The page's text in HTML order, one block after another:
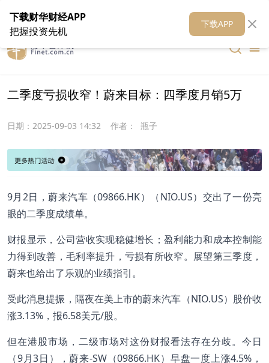
在线客服 关于我们 财华媒体矩阵 财华智库
二季度亏损收窄！蔚来目标：四季度月销5万
日期： 2025-09-03 14:32 作者： 瓶子
9月2日，蔚来汽车（09866.HK）（NIO.US）交出了一份亮
眼的二季度成绩单。
财报显示，公司营收实现稳健增长；盈利能力和成本控制能
力得到改善，毛利率提升，亏损有所收窄。展望第三季度，
蔚来也给出了乐观的业绩指引。
受此消息提振，隔夜在美上市的蔚来汽车（NIO.US）股价收
涨3.13%，报6.58美元/股。
但在港股市场，二级市场对这份财报看法存在分歧。今日
（9月3日），蔚来-SW（09866.HK）早盘一度上涨4.5%，
下载财华财经APP
把握投资先机
下载APP